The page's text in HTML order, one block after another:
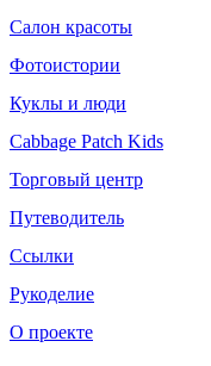
Салон красоты
Фотоистории
Куклы и люди
Cabbage Patch Kids
Торговый центр
Путеводитель
Ссылки
Рукоделие
О проекте